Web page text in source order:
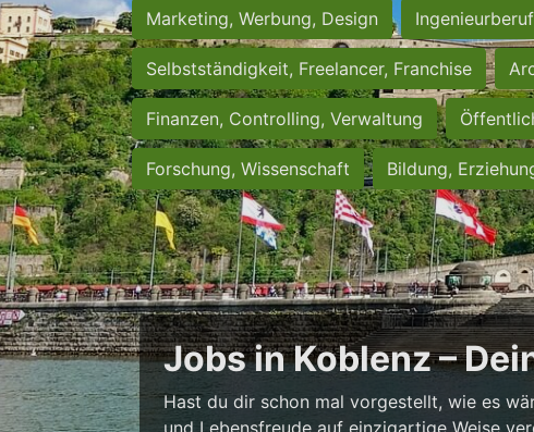
Marketing, Werbung, Design
Selbstständigkeit, Freelancer, Franchise
Finanzen, Controlling, Verwaltung
Forschung, Wissenschaft Bildung,
Jobs in Koblenz –
Hast du dir schon mal vorgestellt, wie es